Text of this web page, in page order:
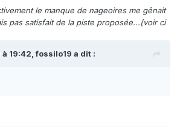
le manque de nageoires me gênait
pas satisfait de la piste proposée...(voir ci
à 19:42,fossilo19 a dit :